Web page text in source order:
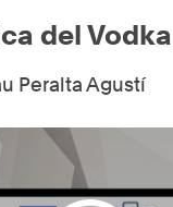
del Vodka
Peralta Agustí